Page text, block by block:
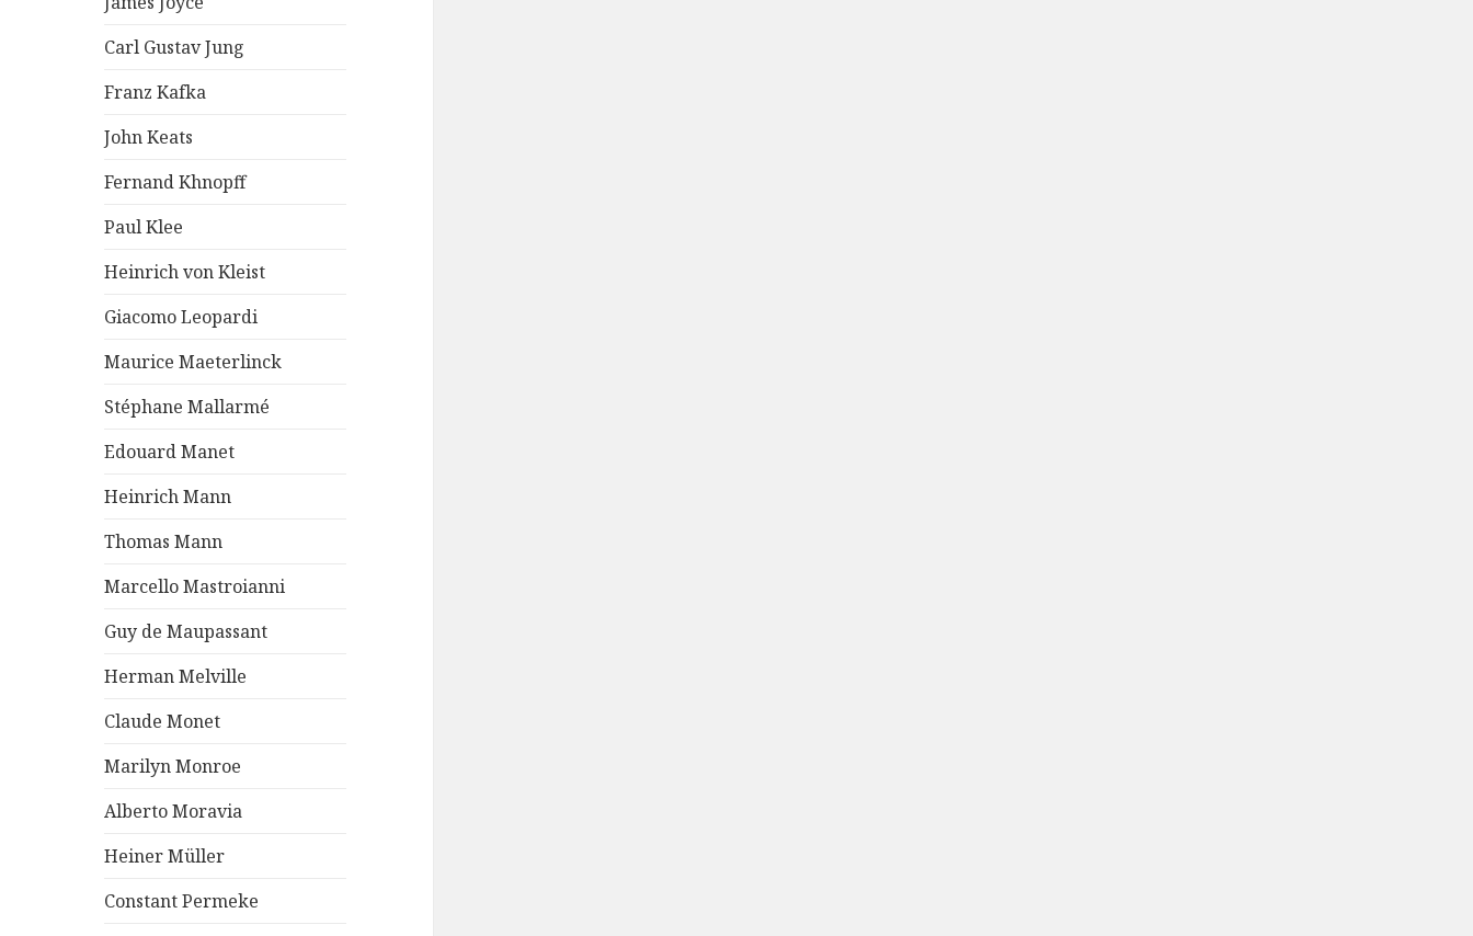
Carl Gustav Jung
Franz Kafka
John Keats
Fernand Khnopff
Paul Klee
Heinrich von Kleist
Giacomo Leopardi
Maurice Maeterlinck
Stéphane Mallarmé
Edouard Manet
Heinrich Mann
Thomas Mann
Marcello Mastroianni
Guy de Maupassant
Herman Melville
Claude Monet
Marilyn Monroe
Alberto Moravia
Heiner Müller
Constant Permeke